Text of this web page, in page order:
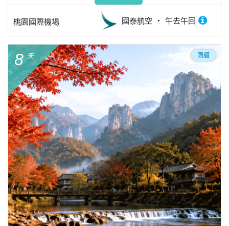
桃園國際機場 國泰航空 午去午回
8 天 團體